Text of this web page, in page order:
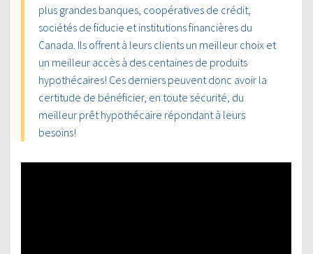
plus grandes banques, coopératives de crédit,
sociétés de fiducie et institutions financières du
Canada. Ils offrent à leurs clients un meilleur choix et
un meilleur accès à des centaines de produits
hypothécaires! Ces derniers peuvent donc avoir la
certitude de bénéficier, en toute sécurité, du
meilleur prêt hypothécaire répondant à leurs
besoins!